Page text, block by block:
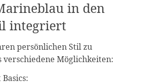
in den
integriert
persönlichen Stil zu
Möglichkeiten: